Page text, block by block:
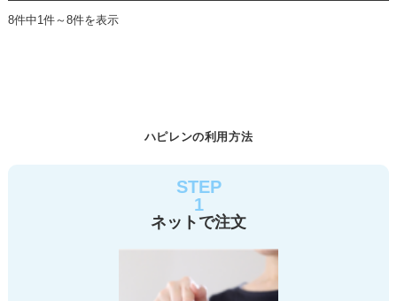
8件中1件～8件を表示
ハピレンの利用方法
STEP
1
ネットで注文